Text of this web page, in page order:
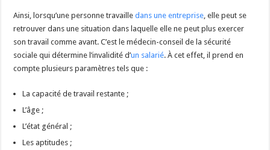
Ainsi, lorsqu’une personne travailledans une entreprise , elle peut se
retrouver dans une situation dans laquelle elle ne peut plus exercer
son travail comme avant. C’est le médecin-conseil de la sécurité
sociale qui détermine l’invalidité d’un salarié. À cet effet, il prend en
compte plusieurs paramètres tels que :
La capacité de travail restante ;
L’âge ;
L’état général ;
Les aptitudes ;